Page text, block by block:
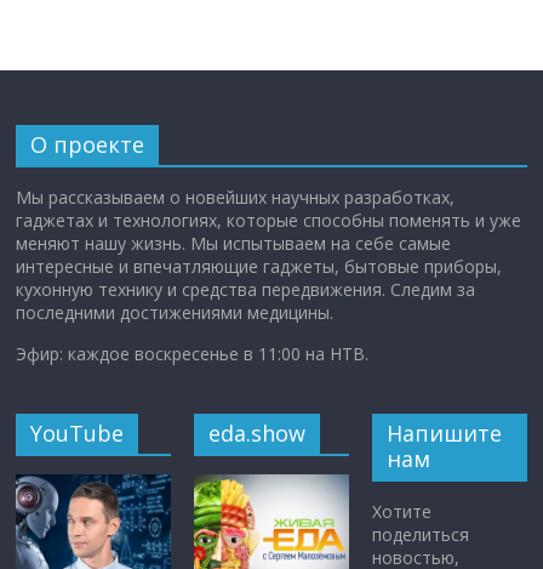
О проекте
Мы рассказываем о новейших научных разработках,
гаджетах и технологиях, которые способны поменять и уже
меняют нашу жизнь. Мы испытываем на себе самые
интересные и впечатляющие гаджеты, бытовые приборы,
кухонную технику и средства передвижения. Следим за
последними достижениями медицины.
Эфир: каждое воскресенье в 11:00 на НТВ.
YouTube eda.show
Напишите
нам
Хотите
поделиться
новостью,